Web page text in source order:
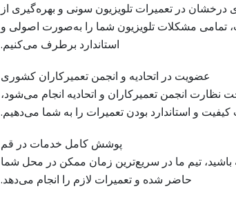
درخشان در تعمیرات تلویزیون سونی و بهره‌گیری از
تمامی مشکلات تلویزیون شما را به‌صورت اصولی و
استاندارد برطرف می‌کنیم.
عضویت در اتحادیه و انجمن تعمیرکاران کشوری
نظارت انجمن تعمیرکاران و اتحادیه انجام می‌شود،
کیفیت و استاندارد بودن تعمیرات را به شما می‌دهیم.
پوشش کامل خدمات در قم
تیم ما در سریع‌ترین زمان ممکن در محل شما
حاضر شده و تعمیرات لازم را انجام می‌دهد.